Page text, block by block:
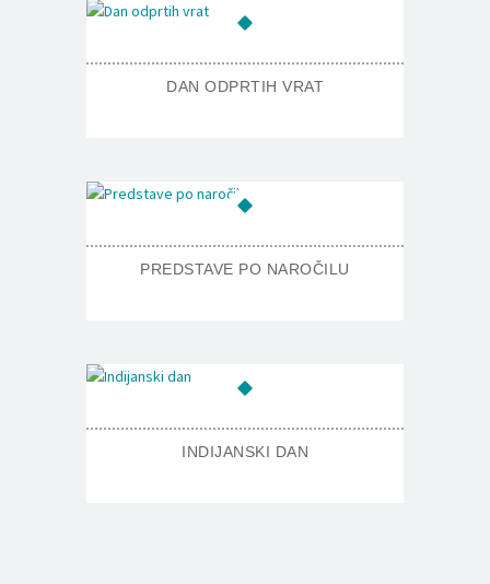
DAN ODPRTIH VRAT
PREDSTAVE PO NAROČILU
INDIJANSKI DAN